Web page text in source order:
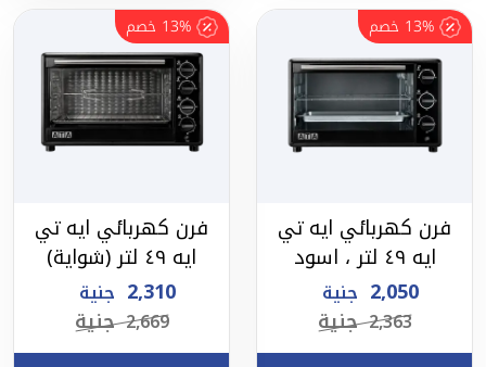
13% خصم
فرن كهربائي ايه تي
ايه ٤٩ لتر ، اسود
2,050 جنية
2,363 جنية
13% خصم
فرن كهربائي ايه تي
ايه ٤٩ لتر (شواية)
2,310 جنية
2,669 جنية